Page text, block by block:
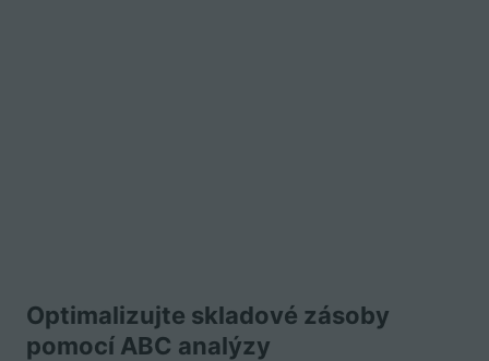
Optimalizujte skladové zásoby
pomocí ABC analýzy